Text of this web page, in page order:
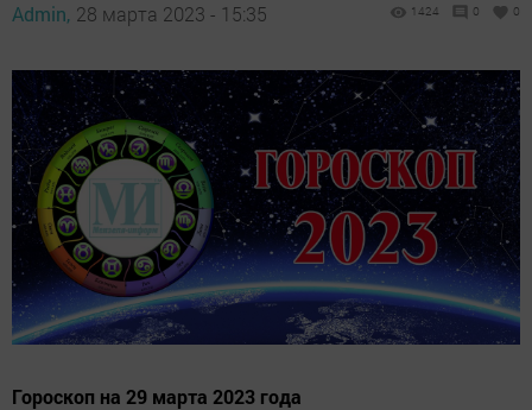
Admin, 28 марта 2023 - 15:35 1424 0 0
Гороскоп на 29 марта 2023 года